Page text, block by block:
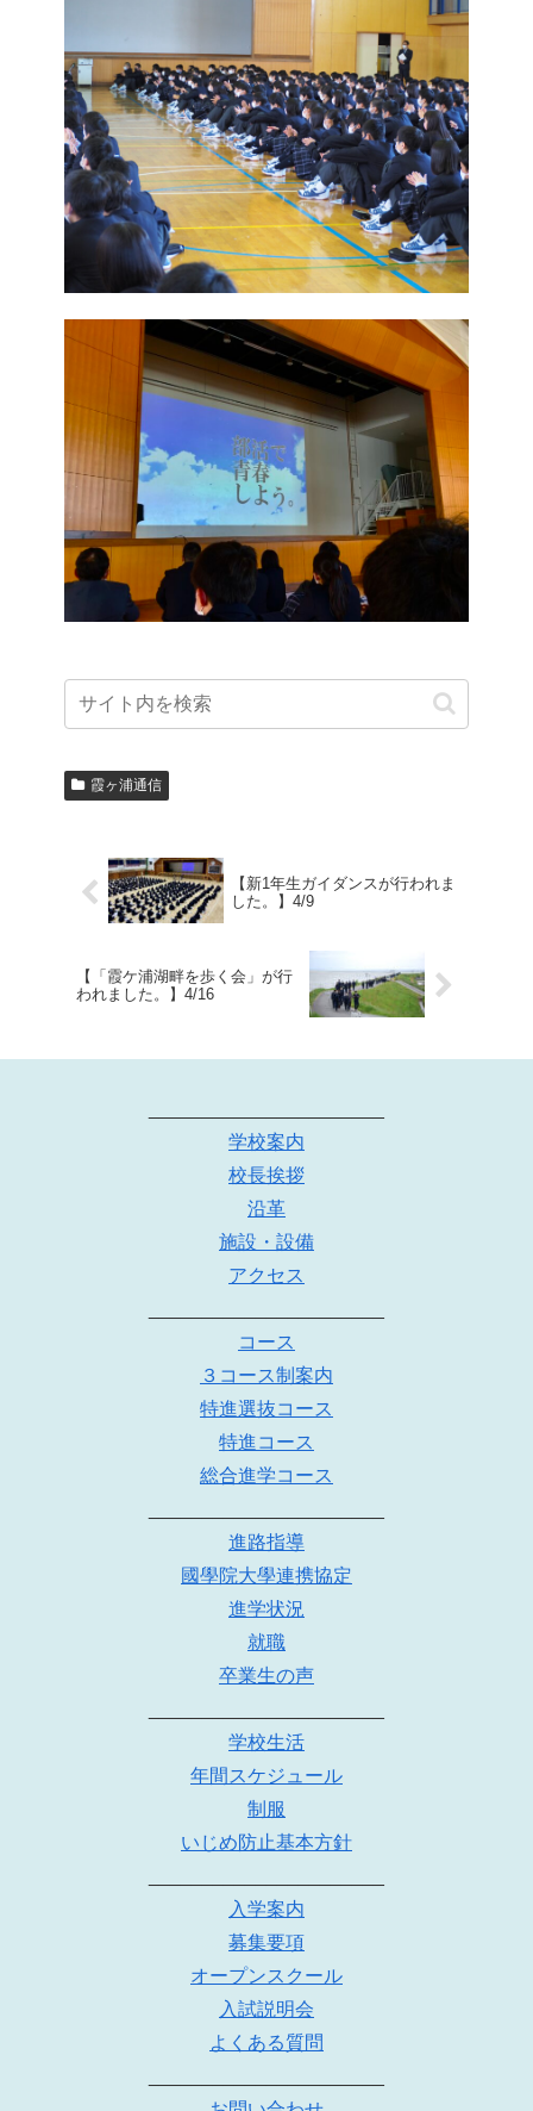
霞ヶ浦通信
【新1年生ガイダンスが行われま
した。】4/9
【「霞ケ浦湖畔を歩く会」が行
われました。】4/16
学校案内
校長挨拶
沿革
施設・設備
アクセス
コース
３コース制案内
特進選抜コース
特進コース
総合進学コース
進路指導
國學院大學連携協定
進学状況
就職
卒業生の声
学校生活
年間スケジュール
制服
いじめ防止基本方針
入学案内
募集要項
オープンスクール
入試説明会
よくある質問